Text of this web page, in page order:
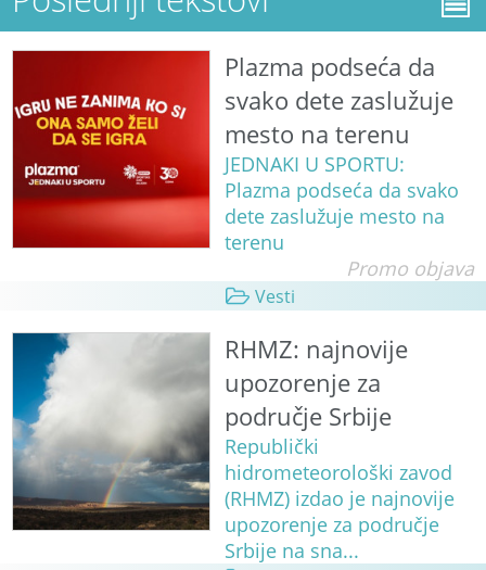
Plazma podseća da
svako dete zaslužuje
mesto na terenu
JEDNAKI U SPORTU:
Plazma podseća da svako
dete zaslužuje mesto na
terenu
Promo objava
Vesti
RHMZ: najnovije
upozorenje za
područje Srbije
Republički
hidrometeorološki zavod
(RHMZ) izdao je najnovije
upozorenje za područje
Srbije na sna...